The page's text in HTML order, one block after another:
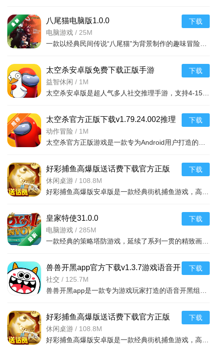
游戏玩法
单手滑动操作，割草轻松上手：竖屏设计适配单手，滑动控
制角色移动，自动攻击怪物；无需复杂操作，新手快速体验满屏
Roguelike技能组合，策略自由搭配：击杀怪物收集能量升
级，每次升级三选一技能；不同技能与武器组合形成专属流派，
关卡挑战+限时BOSS，奖励丰富：主线关卡梯度解锁，含普
通、精英与地狱难度；定时刷新强力BOSS，掉落高阶装备与材
八尾猫电脑版1.0.0
电脑游戏 / 25M
下载
太空杀安卓版免费下载正版手游
v1.79.24.002最新版
益智休闲 / 1M
下载
太空杀官方正版下载v1.79.24.002推理
狼人杀社交游戏
动作冒险 / 1M
下载
好彩捕鱼高爆版送话费下载官方正版
v2.0.3.3安卓免费版
休闲桌游 / 108.8M
下载
皇家特使31.0.0
电脑游戏 / 285M
下载
兽兽开黑app官方下载v1.3.7游戏语音开
黑组队平台
社交 / 125.7M
下载
好彩捕鱼高爆版送话费下载官方正版
v2.0.3.3安卓免费版
休闲桌游 / 108.8M
下载